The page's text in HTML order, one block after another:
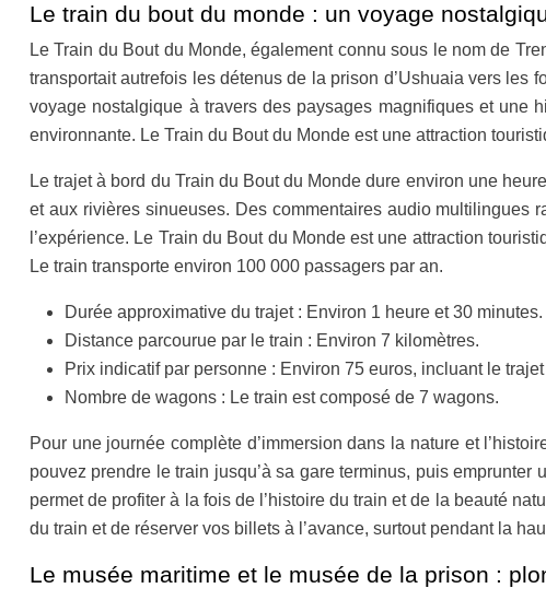
Le train du bout du monde : un voyage
Le Train du Bout du Monde, également connu sous le nom de
transportait autrefois les détenus de la prison d’Ushuaia vers les
voyage nostalgique à travers des paysages magnifiques et une
environnante. Le Train du Bout du Monde est une attraction
Le trajet à bord du Train du Bout du Monde dure environ une
et aux rivières sinueuses. Des commentaires audio multilingues
l’expérience. Le Train du Bout du Monde est une attraction
Le train transporte environ 100 000 passagers par an.
Durée approximative du trajet : Environ 1 heure et 30 minutes.
Distance parcourue par le train : Environ 7 kilomètres.
Prix indicatif par personne : Environ 75 euros, incluant le
Nombre de wagons : Le train est composé de 7 wagons.
Pour une journée complète d’immersion dans la nature et
pouvez prendre le train jusqu’à sa gare terminus, puis
permet de profiter à la fois de l’histoire du train et de la beauté
du train et de réserver vos billets à l’avance, surtout pendant la
Le musée maritime et le musée de la prison :